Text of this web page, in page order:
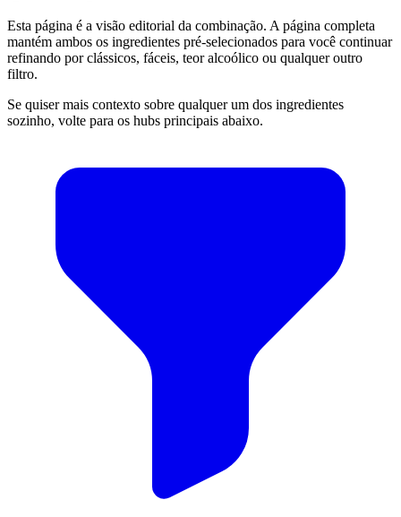
Esta página é a visão editorial da combinação. A página completa
mantém ambos os ingredientes pré-selecionados para você continuar
refinando por clássicos, fáceis, teor alcoólico ou qualquer outro
filtro.
Se quiser mais contexto sobre qualquer um dos ingredientes
sozinho, volte para os hubs principais abaixo.